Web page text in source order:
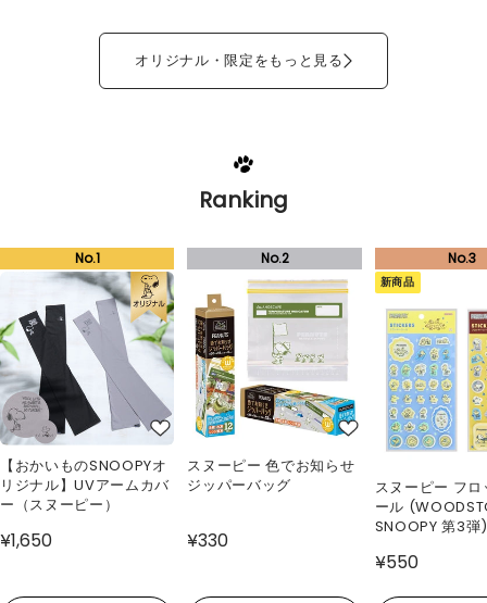
オリジナル・限定をもっと見る
Ranking
【おかいものSNOOPYオ
リジナル】UVアームカバ
ー（スヌーピー）
¥1,650
スヌーピー 色でお知らせ
ジッパーバッグ
¥330
新商品
スヌーピー フ
ール
SNOOPY 第3弾)
¥550